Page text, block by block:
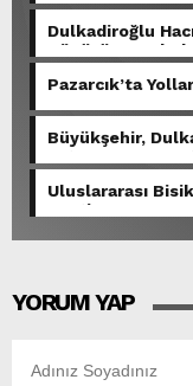
Dulkadiroğlu
Dönüşüm Başladı.
Pazarcık’ta
Büyükşehir,
Yatırımını
Uluslararası
Kesti.
YORUM YAP